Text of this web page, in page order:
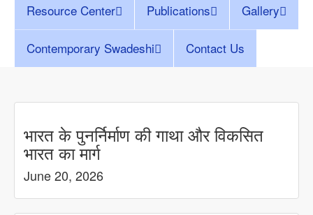
Resource Center Publications Gallery
Contemporary Swadeshi Contact Us
भारत के पुनर्निर्माण की गाथा और विकसित
भारत का मार्ग
June 20, 2026